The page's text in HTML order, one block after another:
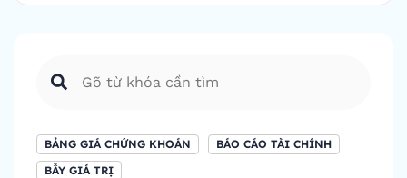
BẢNG GIÁ CHỨNG KHOÁN
BÁO CÁO TÀI CHÍNH
BẪY GIÁ TRỊ